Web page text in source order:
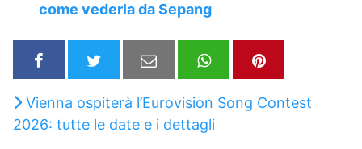
come vederla da Sepang
Vienna ospiterà l’Eurovision Song Contest
2026: tutte le date e i dettagli